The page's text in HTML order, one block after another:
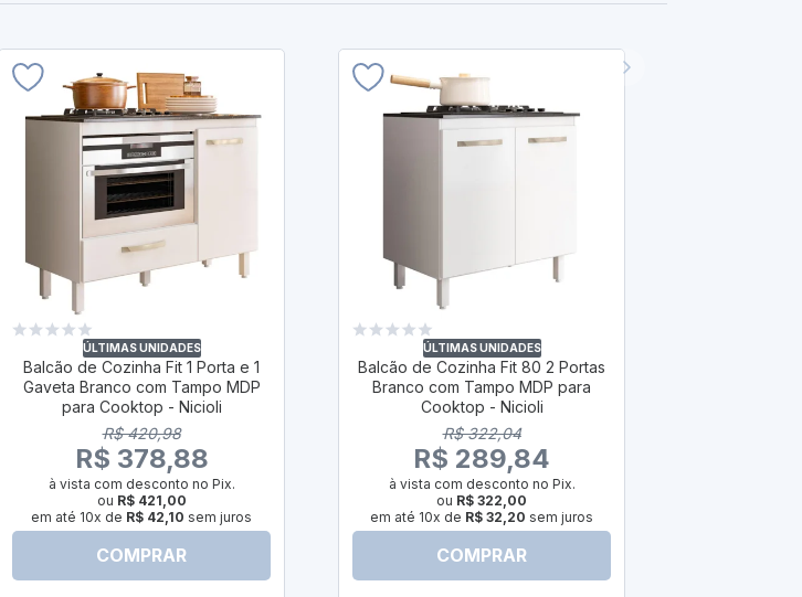
ÚLTIMAS UNIDADES
Balcão de Cozinha Fit 1 Porta e 1
Gaveta Branco com Tampo MDP
para Cooktop - Nicioli
R$ 420,98
R$ 378,88
à vista com desconto no Pix.
ou R$ 421,00
em até 10x de R$ 42,10 sem juros
COMPRAR
ÚLTIMAS UNIDADES
Balcão de Cozinha Fit 80 2 Portas
Branco com Tampo MDP para
Cooktop - Nicioli
R$ 322,04
R$ 289,84
à vista com desconto no Pix.
ou R$ 322,00
em até 10x de R$ 32,20 sem juros
COMPRAR